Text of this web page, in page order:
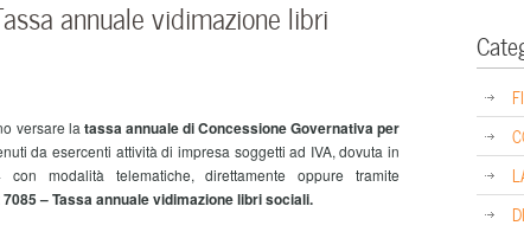
annuale vidimazione libri
versare la tassa annuale di Concessione Governativa per
da esercenti attività di impresa soggetti ad IVA, dovuta in
modalità telematiche, direttamente oppure tramite
7085 – Tassa annuale vidimazione libri sociali.